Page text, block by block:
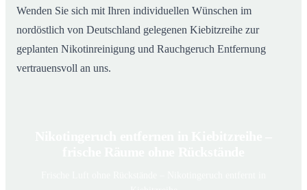
Wenden Sie sich mit Ihren individuellen Wünschen im
nordöstlich von Deutschland gelegenen Kiebitzreihe zur
geplanten Nikotinreinigung und Rauchgeruch Entfernung
vertrauensvoll an uns.